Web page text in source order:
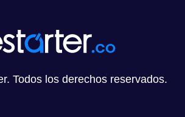
Todos los derechos reservados.